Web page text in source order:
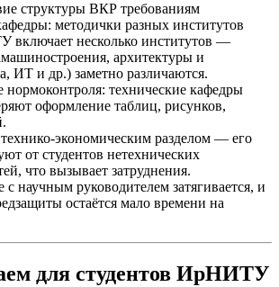
структуры ВКР требованиям
методички разных институтов
включает несколько институтов —
архитектуры и
ИТ и др.) заметно различаются.
технические кафедры
оформление таблиц, рисунков,
экономическим разделом — его
от студентов нетехнических
что вызывает затруднения.
с научным руководителем затягивается, и
остаётся мало времени на
для студентов ИрНИТУ